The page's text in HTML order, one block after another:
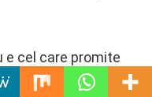
e cel care promite
o problemă,